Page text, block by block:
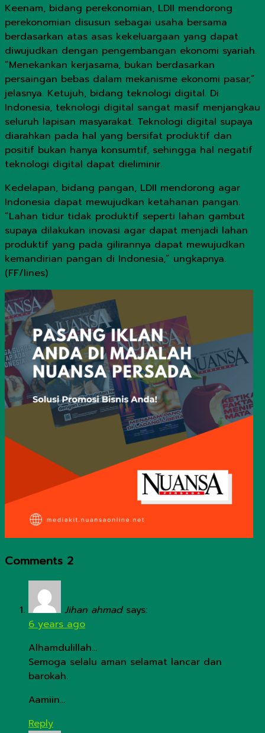
Keenam, bidang perekonomian, LDII mendorong
perekonomian disusun sebagai usaha bersama
berdasarkan atas asas kekeluargaan yang dapat
diwujudkan dengan pengembangan ekonomi syariah.
“Menekankan kerjasama, bukan berdasarkan
persaingan bebas dalam mekanisme ekonomi pasar,”
jelasnya. Ketujuh, bidang teknologi digital. Di
Indonesia, teknologi digital sangat masif menjangkau
seluruh lapisan masyarakat. Teknologi digital supaya
diarahkan pada hal yang bersifat produktif dan
positif bukan hanya konsumtif, sehingga hal negatif
teknologi digital dapat dieliminir.
Kedelapan, bidang pangan, LDII mendorong agar
Indonesia dapat mewujudkan ketahanan pangan.
“Lahan tidur tidak produktif seperti lahan gambut
supaya dilakukan inovasi agar dapat menjadi lahan
produktif yang pada gilirannya dapat mewujudkan
kemandirian pangan di Indonesia,” ungkapnya.
(FF/lines)
Comments 2
Jihan ahmad says:
6 years ago
Alhamdulillah…
Semoga selalu aman selamat lancar dan
barokah.
Aamiin…
Reply